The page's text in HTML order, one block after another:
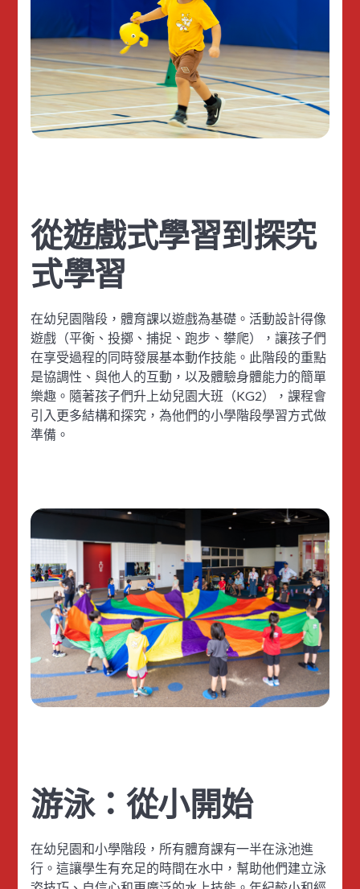
從遊戲式學習到探究
式學習
在幼兒園階段，體育課以遊戲為基礎。活動設計得像
遊戲（平衡、投擲、捕捉、跑步、攀爬），讓孩子們
在享受過程的同時發展基本動作技能。此階段的重點
是協調性、與他人的互動，以及體驗身體能力的簡單
樂趣。隨著孩子們升上幼兒園大班（KG2），課程會
引入更多結構和探究，為他們的小學階段學習方式做
準備。
游泳：從小開始
在幼兒園和小學階段，所有體育課有一半在泳池進
行。這讓學生有充足的時間在水中，幫助他們建立泳